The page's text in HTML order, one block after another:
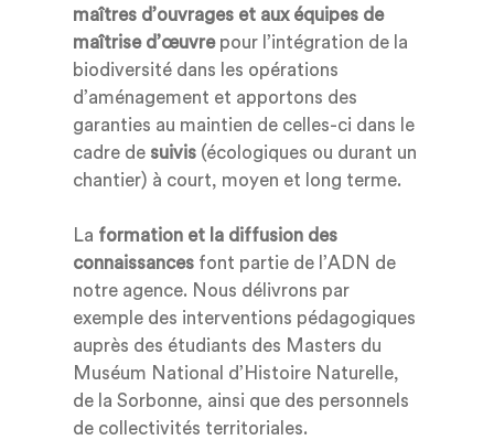
maîtres d’ouvrages et aux équipes de
maîtrise d’œuvrepour l’intégration de la
biodiversité dans les opérations
d’aménagement et apportons des
garanties au maintien de celles-ci dans le
cadre de suivis (écologiques ou durant un
chantier) à court, moyen et long terme.
La formation et la diffusion des
connaissances font partie de l’ADN de
notre agence. Nous délivrons par
exemple des interventions pédagogiques
auprès des étudiants des Masters du
Muséum National d’Histoire Naturelle,
de la Sorbonne, ainsi que des personnels
de collectivités territoriales.